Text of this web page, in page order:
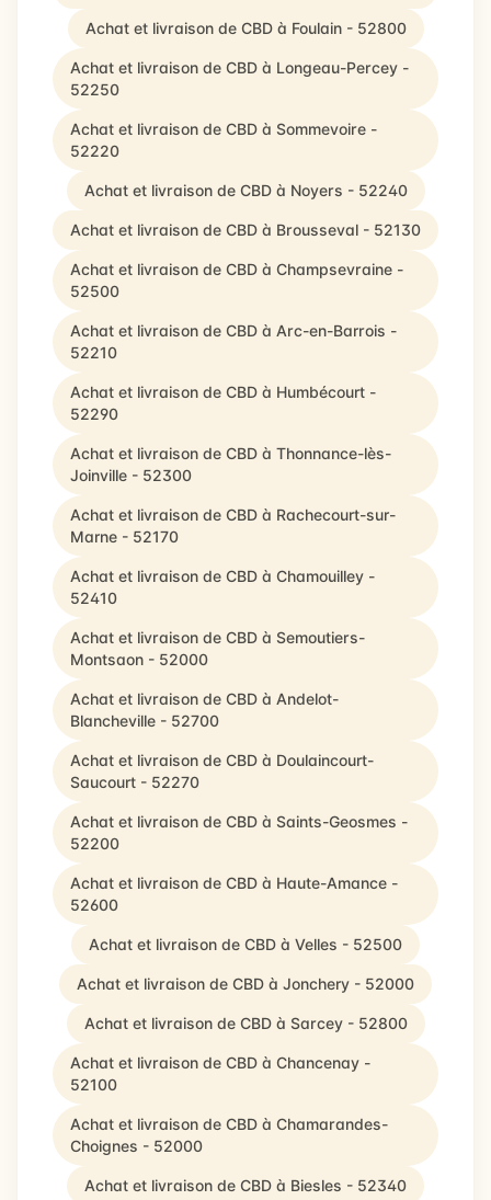
Achat et livraison de CBD à Foulain - 52800
Achat et livraison de CBD à Longeau-Percey -
52250
Achat et livraison de CBD à Sommevoire -
52220
Achat et livraison de CBD à Noyers - 52240
Achat et livraison de CBD à Brousseval - 52130
Achat et livraison de CBD à Champsevraine -
52500
Achat et livraison de CBD à Arc-en-Barrois -
52210
Achat et livraison de CBD à Humbécourt -
52290
Achat et livraison de CBD à Thonnance-lès-
Joinville - 52300
Achat et livraison de CBD à Rachecourt-sur-
Marne - 52170
Achat et livraison de CBD à Chamouilley -
52410
Achat et livraison de CBD à Semoutiers-
Montsaon - 52000
Achat et livraison de CBD à Andelot-
Blancheville - 52700
Achat et livraison de CBD à Doulaincourt-
Saucourt - 52270
Achat et livraison de CBD à Saints-Geosmes -
52200
Achat et livraison de CBD à Haute-Amance -
52600
Achat et livraison de CBD à Velles - 52500
Achat et livraison de CBD à Jonchery - 52000
Achat et livraison de CBD à Sarcey - 52800
Achat et livraison de CBD à Chancenay -
52100
Achat et livraison de CBD à Chamarandes-
Choignes - 52000
Achat et livraison de CBD à Biesles - 52340